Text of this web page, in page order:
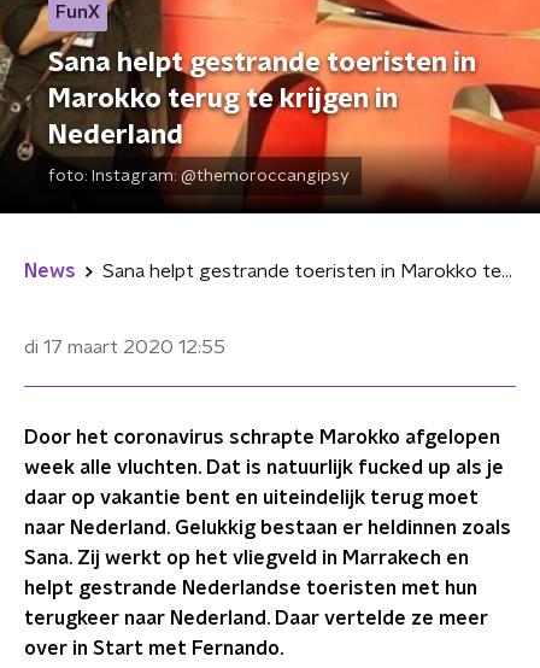
FunX
Sana helpt gestrande toeristen in
Marokko terug te krijgen in
Nederland
foto: Instagram: @themoroccangipsy
News Sana helpt gestrande toeristen in Marokko terug te krijgen in Nederland
di 17 maart 2020 12:55
Door het coronavirus schrapte Marokko afgelopen
week alle vluchten. Dat is natuurlijk fucked up als je
daar op vakantie bent en uiteindelijk terug moet
naar Nederland. Gelukkig bestaan er heldinnen zoals
Sana. Zij werkt op het vliegveld in Marrakech en
helpt gestrande Nederlandse toeristen met hun
terugkeer naar Nederland. Daar vertelde ze meer
over in Start met Fernando.